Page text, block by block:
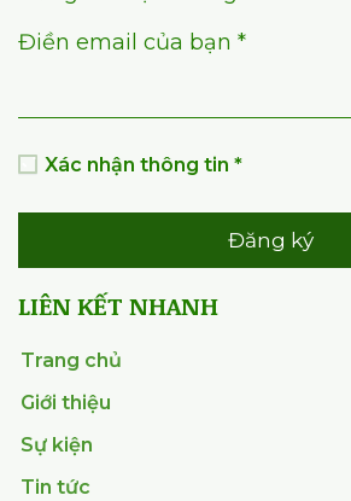
Điền email của bạn *
Xác nhận thông tin *
Đăng ký
LIÊN KẾT NHANH
Trang chủ
Giới thiệu
Sự kiện
Tin tức